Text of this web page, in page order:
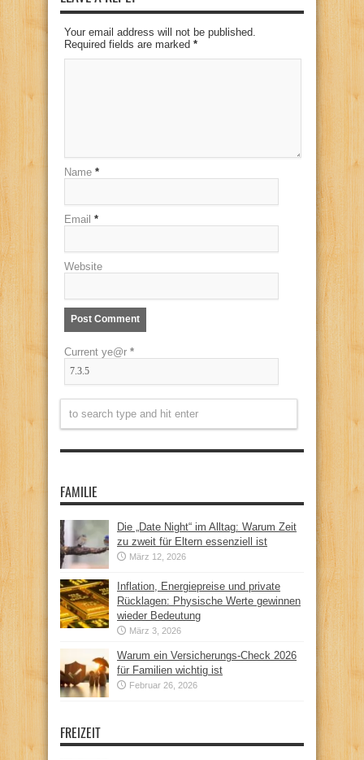
Your email address will not be published.
Required fields are marked *
Name *
Email *
Website
Current ye@r *
FAMILIE
Die „Date Night“ im Alltag: Warum Zeit
zu zweit für Eltern essenziell ist
März 12, 2026
Inflation, Energiepreise und private
Rücklagen: Physische Werte gewinnen
wieder Bedeutung
März 3, 2026
Warum ein Versicherungs-Check 2026
für Familien wichtig ist
Februar 26, 2026
FREIZEIT